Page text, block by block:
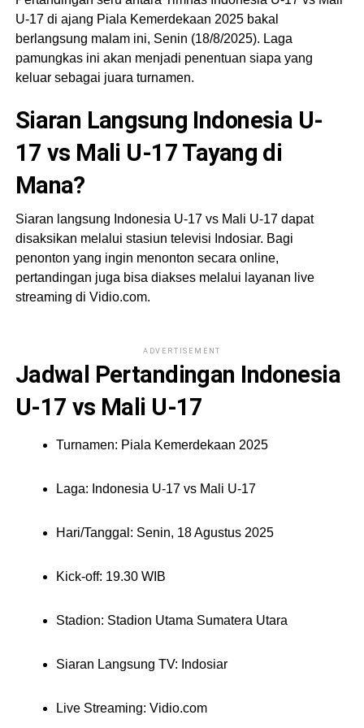
U-17 di ajang Piala Kemerdekaan 2025 bakal
berlangsung malam ini, Senin (18/8/2025). Laga
pamungkas ini akan menjadi penentuan siapa yang
keluar sebagai juara turnamen.
Siaran Langsung Indonesia U-
17 vs Mali U-17 Tayang di
Mana?
Siaran langsung Indonesia U-17 vs Mali U-17 dapat
disaksikan melalui stasiun televisi Indosiar. Bagi
penonton yang ingin menonton secara online,
pertandingan juga bisa diakses melalui layanan live
streaming di Vidio.com.
ADVERTISEMENT
Jadwal Pertandingan Indonesia
U-17 vs Mali U-17
Turnamen: Piala Kemerdekaan 2025
Laga: Indonesia U-17 vs Mali U-17
Hari/Tanggal: Senin, 18 Agustus 2025
Kick-off: 19.30 WIB
Stadion: Stadion Utama Sumatera Utara
Siaran Langsung TV: Indosiar
Live Streaming: Vidio.com